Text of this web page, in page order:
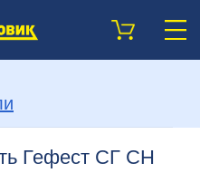
Гефест СГ СН